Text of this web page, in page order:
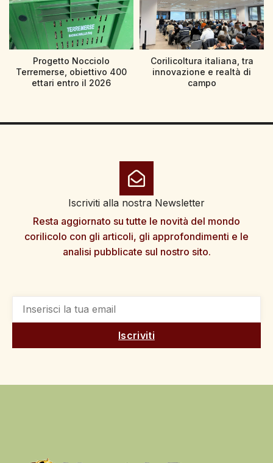
Progetto Nocciolo
Terremerse, obiettivo 400
ettari entro il 2026
Corilicoltura italiana, tra
innovazione e realtà di
campo
Iscriviti alla nostra Newsletter
Resta aggiornato su tutte le novità del mondo
corilicolo con gli articoli, gli approfondimenti e le
analisi pubblicate sul nostro sito.
Iscriviti